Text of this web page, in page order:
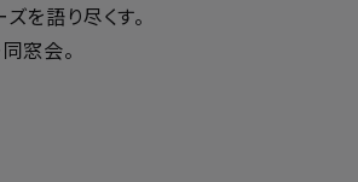
を語り尽くす。
窓会。